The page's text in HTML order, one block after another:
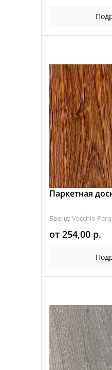
Паркетная
Бренд: Vecchio
от 254,00 р.